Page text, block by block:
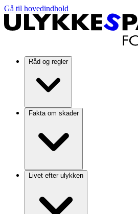
Gå til hovedindhold
Råd og regler
Fakta om skader
Livet efter ulykken